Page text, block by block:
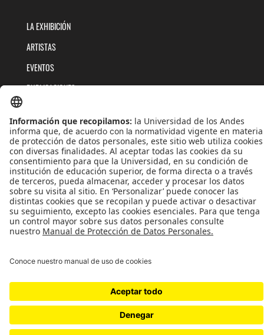
LA EXHIBICIÓN
ARTISTAS
EVENTOS
PUBLICACIONES
POLÍTICAS DE TRATAMIENTOS DE DATOS
TÉRMINOS Y CONDICIONES
Reconocimiento como Universidad: Decreto 1297 del 30 de mayo de 1964.